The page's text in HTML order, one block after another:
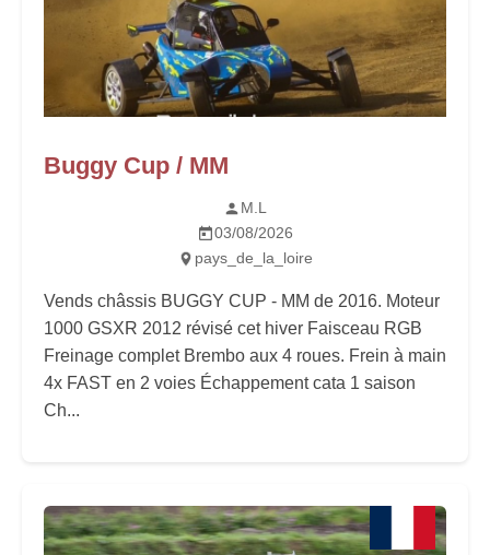
Buggy Cup / MM
M.L
03/08/2026
pays_de_la_loire
Vends châssis BUGGY CUP - MM de 2016. Moteur
1000 GSXR 2012 révisé cet hiver Faisceau RGB
Freinage complet Brembo aux 4 roues. Frein à main
4x FAST en 2 voies Échappement cata 1 saison
Ch...